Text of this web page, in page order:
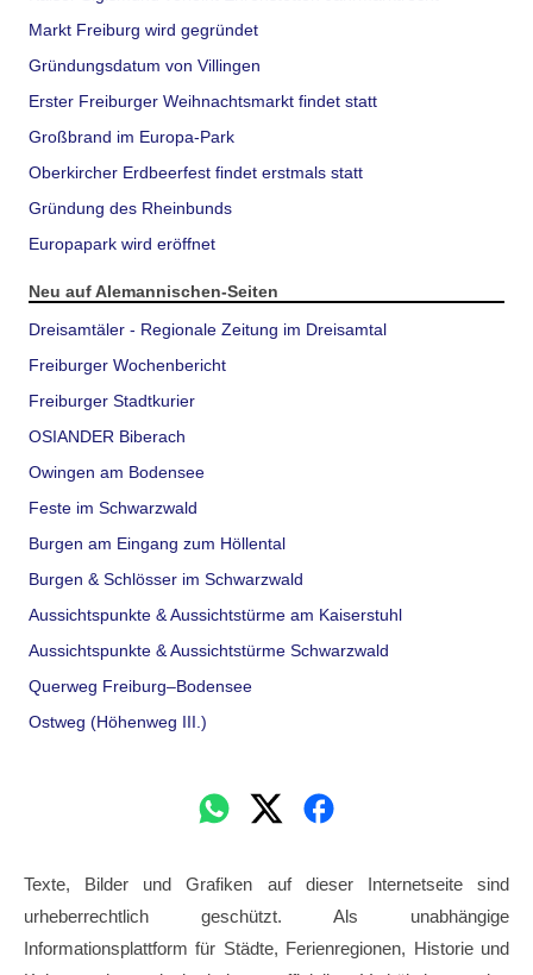
Markt Freiburg wird gegründet
Gründungsdatum von Villingen
Erster Freiburger Weihnachtsmarkt findet statt
Großbrand im Europa-Park
Oberkircher Erdbeerfest findet erstmals statt
Gründung des Rheinbunds
Europapark wird eröffnet
Neu auf Alemannischen-Seiten
Dreisamtäler - Regionale Zeitung im Dreisamtal
Freiburger Wochenbericht
Freiburger Stadtkurier
OSIANDER Biberach
Owingen am Bodensee
Feste im Schwarzwald
Burgen am Eingang zum Höllental
Burgen & Schlösser im Schwarzwald
Aussichtspunkte & Aussichtstürme am Kaiserstuhl
Aussichtspunkte & Aussichtstürme Schwarzwald
Querweg Freiburg–Bodensee
Ostweg (Höhenweg III.)
Texte, Bilder und Grafiken auf dieser Internetseite sind
urheberrechtlich geschützt. Als unabhängige
Informationsplattform für Städte, Ferienregionen, Historie und